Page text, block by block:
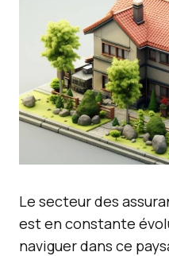
Le secteur des
est en constante
naviguer dans ce